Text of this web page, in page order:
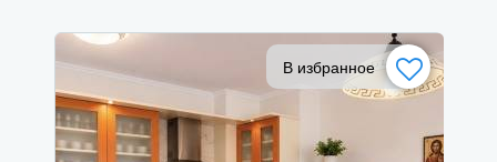
В избранное